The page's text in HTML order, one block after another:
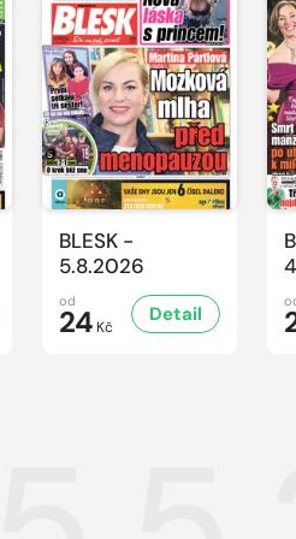
BLESK -
5.8.2026
od
24 Kč
Detail